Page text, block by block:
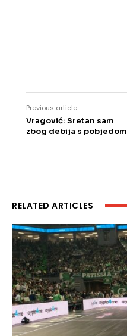
Previous article
Vragović: Sretan sam
zbog debija s pobjedom
RELATED ARTICLES